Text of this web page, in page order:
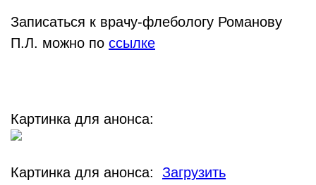
Записаться к врачу-флебологу Романову
П.Л. можно по ссылке
Картинка для анонса:
Картинка для анонса: Загрузить